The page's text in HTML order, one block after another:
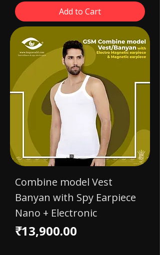
Add to Cart
Combine model Vest
Banyan with Spy Earpiece
Nano + Electronic
Price
₹13,900.00